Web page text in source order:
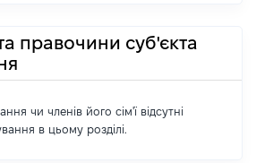
правочини суб'єкта
чи членів його сім'ї відсутні
в цьому розділі.